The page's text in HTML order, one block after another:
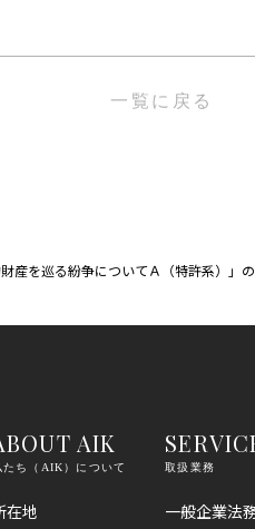
一覧に戻る
を巡る紛争についてＡ（特許系）」の
AIK
たち（AIK）について
在地
取扱業務
一般企業法